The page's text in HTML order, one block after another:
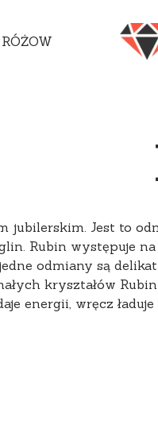
RÓŻOWY
jubilerskim. Jest to
Rubin występuje
odmiany są
kryształów
energii, wręcz